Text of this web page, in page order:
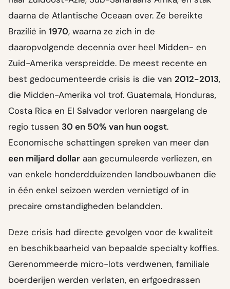
daarna de Atlantische Oceaan over. Ze bereikte
Brazilië in 1970, waarna ze zich in de
daaropvolgende decennia over heel Midden- en
Zuid-Amerika verspreidde. De meest recente en
best gedocumenteerde crisis is die van 2012-2013,
die Midden-Amerika vol trof. Guatemala, Honduras,
Costa Rica en El Salvador verloren naargelang de
regio tussen 30 en 50% van hun oogst.
Economische schattingen spreken van meer dan
een miljard dollar aan gecumuleerde verliezen, en
van enkele honderdduizenden landbouwbanen die
in één enkel seizoen werden vernietigd of in
precaire omstandigheden belandden.
Deze crisis had directe gevolgen voor de kwaliteit
en beschikbaarheid van bepaalde specialty koffies.
Gerenommeerde micro-lots verdwenen, familiale
boerderijen werden verlaten, en erfgoedrassen